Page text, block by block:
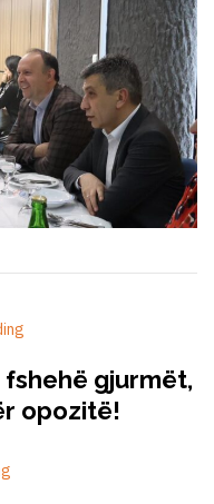
gjurmët,
opozitë!